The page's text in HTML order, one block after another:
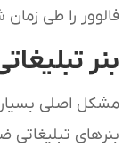
فالوور را طی
بنر
مشکل اصلی
بنرهای